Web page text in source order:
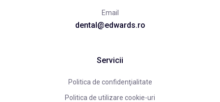
Email
dental@edwards.ro
Servicii
Politica de confidenţialitate
Politica de utilizare cookie-uri